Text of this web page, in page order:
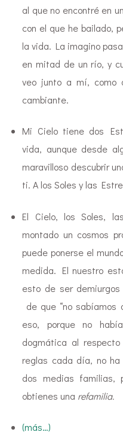
al que no encontré en
con el que he bailado,
la vida. La imagino
en mitad de un río, y
veo junto a mí, como
cambiante.
Mi Cielo tiene dos
vida, aunque desde
maravilloso descubrir
ti. A los Soles y las
El Cielo, los Soles,
montado un cosmos
puede ponerse el
medida. El nuestro
esto de ser
de que “no sabíamos
eso, porque no
dogmática al
reglas cada día, no
dos medias familias,
obtienes una refamilia.
(más…)